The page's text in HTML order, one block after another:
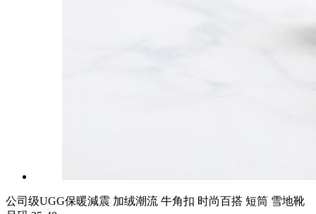
公司级UGG保暖減震 加绒潮流 牛角扣 时尚百搭 短筒 雪地靴